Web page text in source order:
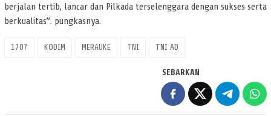
berjalan tertib, lancar dan Pilkada terselenggara dengan sukses serta
berkualitas”. pungkasnya.
1707 KODIM MERAUKE TNI TNI AD
SEBARKAN